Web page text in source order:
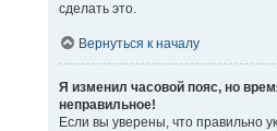
сделать это.
Вернуться к началу
Я изменил часовой пояс, но
неправильное!
Если вы уверены, что правильно